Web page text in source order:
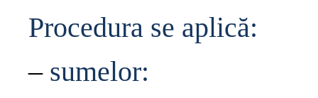
Procedura se aplică:
– sumelor: